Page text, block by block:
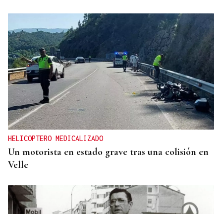
HELICOPTERO MEDICALIZADO
Un motorista en estado grave tras una colisión en
Velle